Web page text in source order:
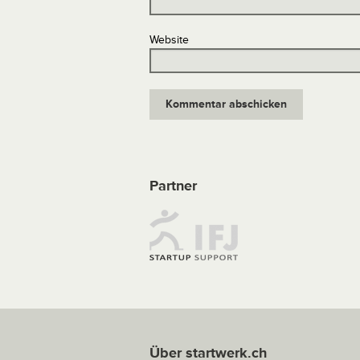
Website
Partner
Über startwerk.ch